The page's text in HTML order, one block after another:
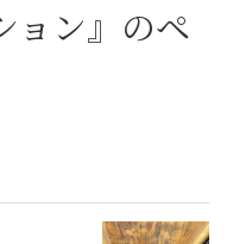
ョン』のペ